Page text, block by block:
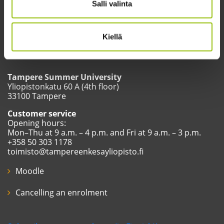
Salli valinta
Kiellä
Tampere Summer University
Yliopistonkatu 60 A (4th floor)
33100 Tampere
Customer service
Opening hours:
Mon–Thu at 9 a.m. – 4 p.m. and Fri at 9 a.m. – 3 p.m.
+358 50 303 1178
toimisto@tampereenkesayliopisto.fi
Moodle
Cancelling an enrolment